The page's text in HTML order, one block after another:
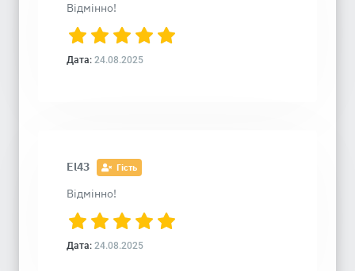
Відмінно!
Дата: 24.08.2025
El43 Гість
Відмінно!
Дата: 24.08.2025